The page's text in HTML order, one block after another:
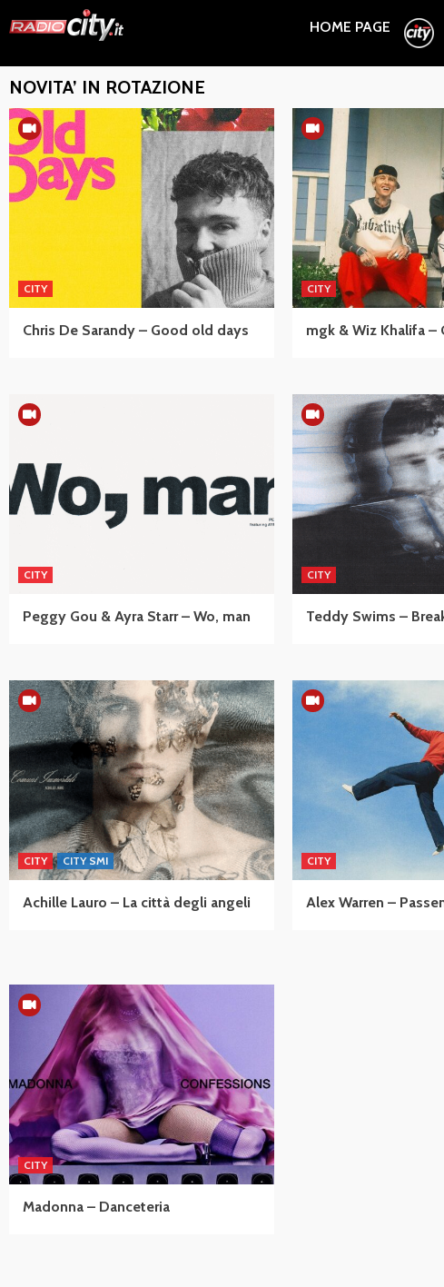
to
HOME PAGE
NOVITA’ IN ROTAZIONE
CITY
Chris De Sarandy – Good old days
CITY
mgk & Wiz Khalifa –
CITY
Peggy Gou & Ayra Starr – Wo, man
CITY
Teddy Swims –
CITY CITY SMI
Achille Lauro – La città degli angeli
CITY
Alex Warren –
CITY
Madonna – Danceteria